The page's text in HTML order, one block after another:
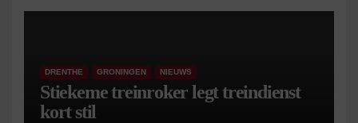
DRENTHE GRONINGEN NIEUWS
Stiekeme treinroker legt treindienst
kort stil